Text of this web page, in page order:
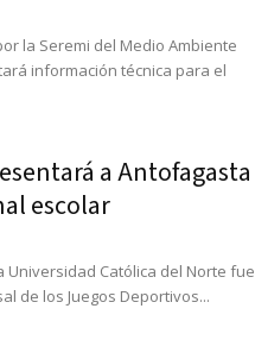
la Seremi del Medio Ambiente
información técnica para el
a Antofagasta
escolar
Universidad Católica del Norte fue
de los Juegos Deportivos...